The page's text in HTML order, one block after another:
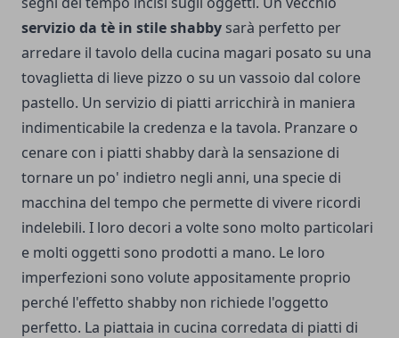
servizio da tè in stile shabby sarà perfetto per
arredare il tavolo della cucina magari posato su una
tovaglietta di lieve pizzo o su un vassoio dal colore
pastello. Un servizio di piatti arricchirà in maniera
indimenticabile la credenza e la tavola. Pranzare o
cenare con i piatti shabby darà la sensazione di
tornare un po' indietro negli anni, una specie di
macchina del tempo che permette di vivere ricordi
indelebili. I loro decori a volte sono molto particolari
e molti oggetti sono prodotti a mano. Le loro
imperfezioni sono volute appositamente proprio
perché l'effetto shabby non richiede l'oggetto
perfetto. La piattaia in cucina corredata di piatti di